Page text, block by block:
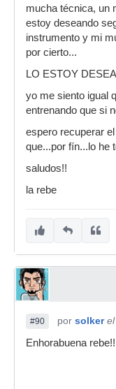
mucha técnica, un
estoy deseando
instrumento y mi
por cierto...
LO ESTOY
yo me siento igual
entrenando que si
espero recuperar
que...por fín...lo he
saludos!!
la rebe
#90 por solker
Enhorabuena